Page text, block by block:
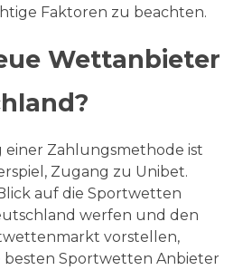
Faktoren zu beachten.
Wettanbieter
einer Zahlungsmethode ist
Zugang zu Unibet.
auf die Sportwetten
werfen und den
vorstellen,
besten Sportwetten Anbieter